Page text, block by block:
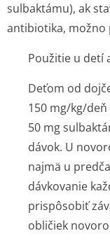
sulbaktámu), ak
antibiotika, možno
Použitie u detí
Deťom od
150 mg/kg/
50 mg
dávok. U
najmä u
dávkovanie
prispôsobiť
obličiek